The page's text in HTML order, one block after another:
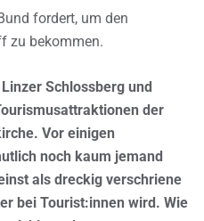
fordert, um den
zu bekommen.
Schlossberg und
der
Vor einigen
noch kaum jemand
als dreckig verschriene
bei Tourist:innen wird. Wie